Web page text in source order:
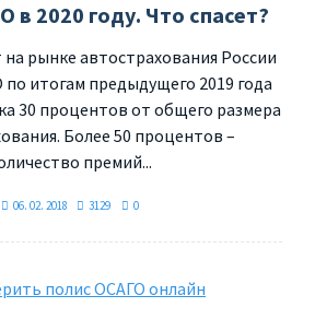
в 2020 году. Что спасет?
рынке автострахования России
итогам предыдущего 2019 года
30 процентов от общего размера
Более 50 процентов –
премий...
06. 02. 2018 3129 0